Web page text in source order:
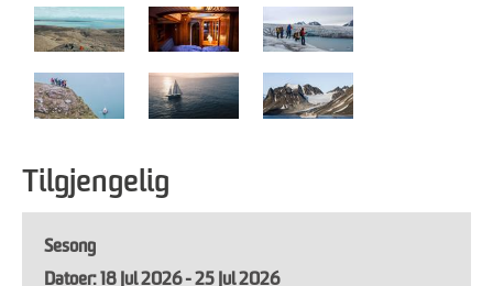
Tilgjengelig
Sesong
18 Jul 2026 - 25 Jul 2026